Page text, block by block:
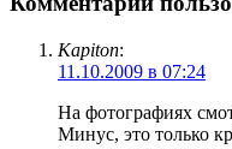
Kapiton:
11.10.2009 в 07:24
На фотографиях
Минус, это только